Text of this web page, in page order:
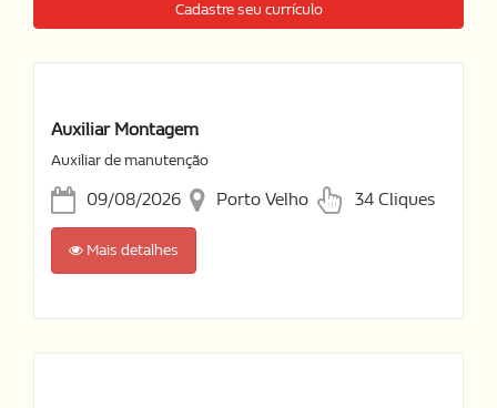
Cadastre seu currículo
Auxiliar Montagem
Auxiliar de manutenção
09/08/2026 Porto Velho 34 Cliques
Mais detalhes